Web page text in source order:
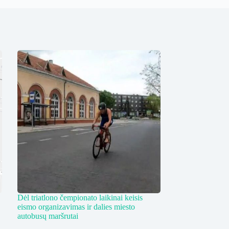
Dėl triatlono čempionato laikinai keisis
eismo organizavimas ir dalies miesto
autobusų maršrutai